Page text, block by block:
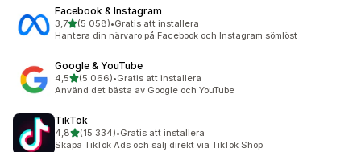
Facebook & Instagram
3,7av 5 stjärnor
(5 058)
5058 recensioner totalt
•Gratis att installera
Hantera din närvaro på Facebook och Instagram sömlöst
Google & YouTube
4,5av 5 stjärnor
(5 066)
5066 recensioner totalt
•Gratis att installera
Använd det bästa av Google och YouTube
TikTok
4,8av 5 stjärnor
(15 334)
15334 recensioner totalt
•Gratis att installera
Skapa TikTok Ads och sälj direkt via TikTok Shop